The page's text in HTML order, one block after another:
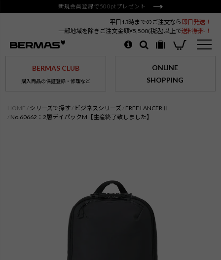
新規会員登録で500ptプレゼント
平日13時までのご注文なら 即日発送！
一部地域を除きご注文金額¥5,500(税込)以上で送料無料！
BERMAS CLUB
購入商品の保証登録・修理など
ONLINE
SHOPPING
HOME シリーズで探す ビジネスシリーズ
FREE LANCERⅡ
No.60662：2層デイパックM【生産終了致しました】